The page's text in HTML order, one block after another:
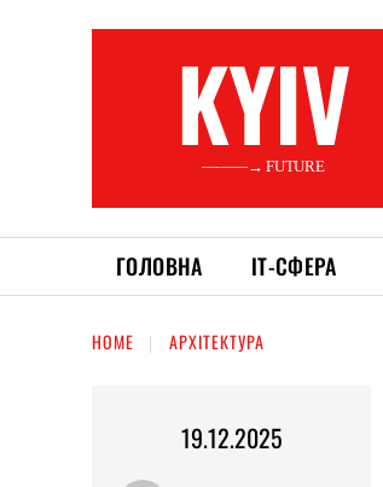
KYIV
———→ FUTURE
ГОЛОВНА ІТ-СФЕРА
HOME АРХІТЕКТУРА
19.12.2025